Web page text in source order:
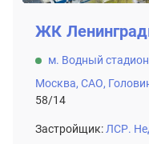
ЖК
м. Водный стадион
Москва, САО,
58/14
Застройщик: ЛСР.